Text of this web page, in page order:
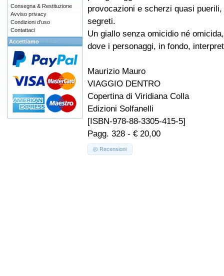
provocazioni e scherzi quasi
segreti.
Un giallo senza omicidio né
dove i personaggi, in fondo,
Maurizio Mauro
VIAGGIO DENTRO
Copertina di Viridiana Colla
Edizioni Solfanelli
[ISBN-978-88-3305-415-5]
Pagg. 328 - € 20,00
Recensioni
Consegna & Restituzione
Avviso privacy
Condizioni d'uso
Contattaci
Accettiamo